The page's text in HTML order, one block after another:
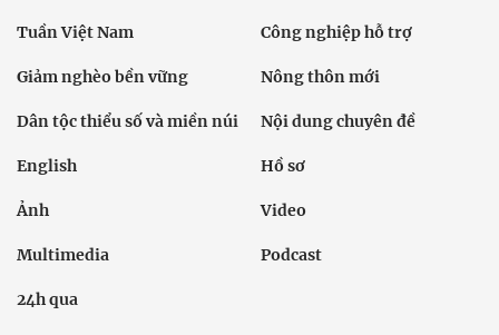
Tuần Việt Nam Công nghiệp hỗ trợ
Giảm nghèo bền vững Nông thôn mới
Dân tộc thiểu số và miền núi Nội dung chuyên đề
English Hồ sơ
Ảnh Video
Multimedia Podcast
24h qua